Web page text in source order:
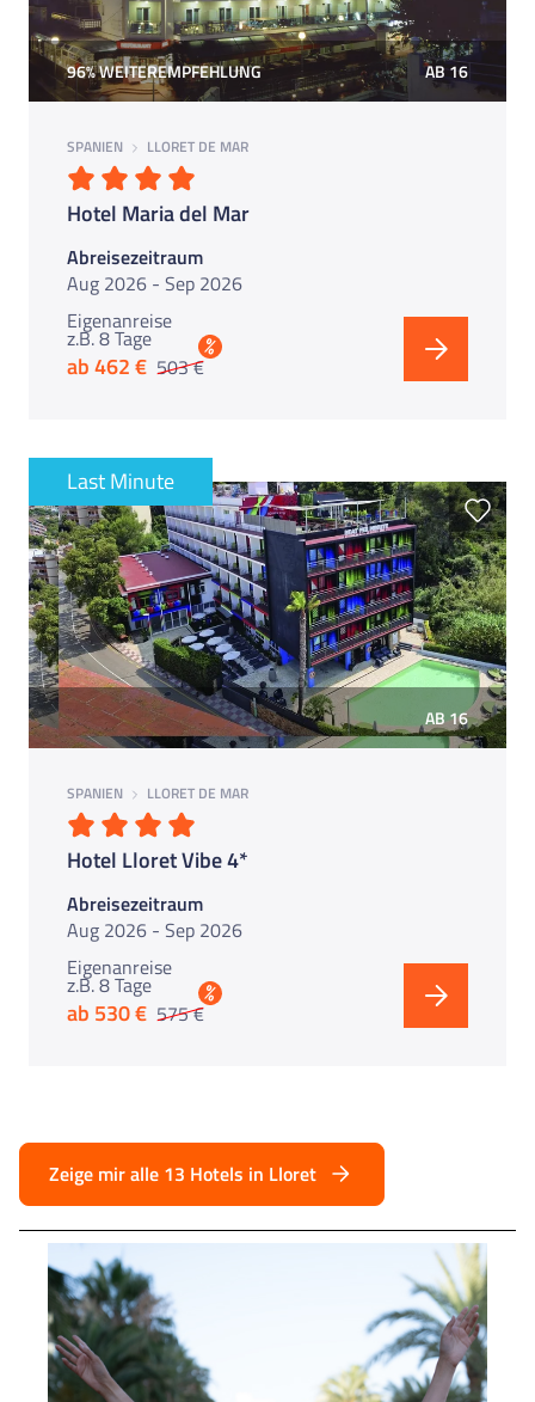
96% WEITEREMPFEHLUNG AB 16
SPANIEN LLORET DE MAR
Hotel Maria del Mar
Abreisezeitraum
Aug 2026 - Sep 2026
Eigenanreise
z.B. 8 Tage
ab 462 € 503 €
%
Last Minute
AB 16
SPANIEN LLORET DE MAR
Hotel Lloret Vibe 4*
Abreisezeitraum
Aug 2026 - Sep 2026
Eigenanreise
z.B. 8 Tage
ab 530 € 575 €
%
Zeige mir alle 13 Hotels in Lloret